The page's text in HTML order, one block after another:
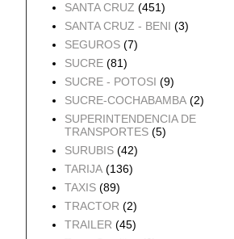
SANTA CRUZ (451)
SANTA CRUZ - BENI (3)
SEGUROS (7)
SUCRE (81)
SUCRE - POTOSI (9)
SUCRE-COCHABAMBA (2)
SUPERINTENDENCIA DE
TRANSPORTES (5)
SURUBIS (42)
TARIJA (136)
TAXIS (89)
TRACTOR (2)
TRAILER (45)